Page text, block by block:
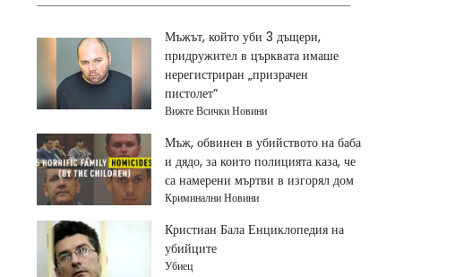
Мъжът, който уби 3 дъщери,
придружител в църквата имаше
нерегистриран „призрачен
пистолет“
Вижте Всички Новини
Мъж, обвинен в убийството на баба
и дядо, за които полицията каза, че
са намерени мъртви в изгорял дом
Криминални Новини
Кристиан Бала Енциклопедия на
убийците
Убиец